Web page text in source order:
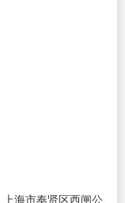
海市奉贤区西闸公